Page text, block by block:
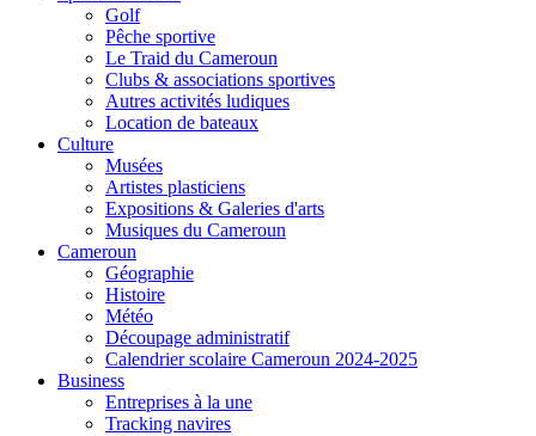
Golf
Pêche sportive
Le Traid du Cameroun
Clubs & associations sportives
Autres activités ludiques
Location de bateaux
Culture
Musées
Artistes plasticiens
Expositions & Galeries d'arts
Musiques du Cameroun
Cameroun
Géographie
Histoire
Météo
Découpage administratif
Calendrier scolaire Cameroun 2024-2025
Business
Entreprises à la une
Tracking navires